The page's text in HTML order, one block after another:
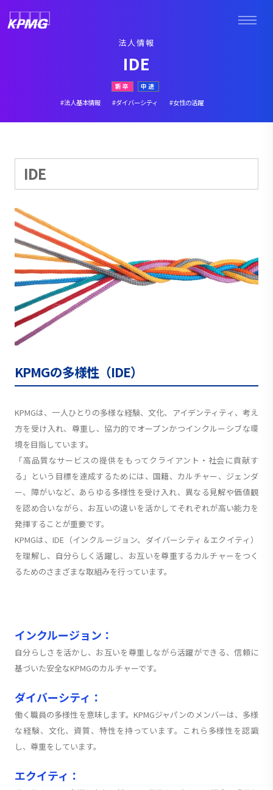
法人情報
IDE
新卒 中途
#法人基本情報 #ダイバーシティ #女性の活躍
IDE
KPMGの多様性（IDE）
KPMGは、一人ひとりの多様な経験、文化、アイデンティティ、考え
方を受け入れ、尊重し、協力的でオープンかつインクルーシブな環
境を目指しています。
「高品質なサービスの提供をもってクライアント・社会に貢献す
る」という目標を達成するためには、国籍、カルチャー、ジェンダ
ー、障がいなど、あらゆる多様性を受け入れ、異なる見解や価値観
を認め合いながら、お互いの違いを活かしてそれぞれが高い能力を
発揮することが重要です。
KPMGは、IDE（インクルージョン、ダイバーシティ＆エクイティ）
を理解し、自分らしく活躍し、お互いを尊重するカルチャーをつく
るためのさまざまな取組みを行っています。
インクルージョン：
自分らしさを活かし、お互いを尊重しながら活躍ができる、信頼に
基づいた安全なKPMGのカルチャーです。
ダイバーシティ：
働く職員の多様性を意味します。KPMGジャパンのメンバーは、多様
な経験、文化、資質、特性を持っています。これら多様性を認識
し、尊重をしています。
エクイティ：